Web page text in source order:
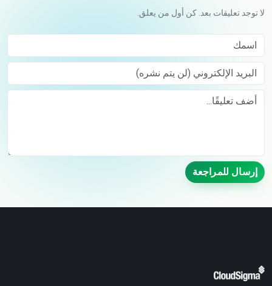
لا توجد تعليقات بعد. كن أول من يعلق.
اسمك
البريد الإلكتروني (لن يتم نشره)
إرسال للمراجعة